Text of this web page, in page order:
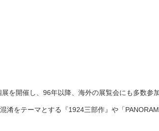
を開催し、 96年以降、海外の展覧会にも多数参加
淆をテーマとする『1924三部作』や「